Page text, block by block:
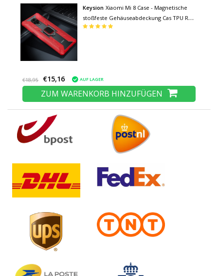
Keysion Xiaomi Mi 8 Case - Magnetische
stoßfeste Gehäuseabdeckung Cas TPU Red
+ Kickstand
€18,95 €15,16 AUF LAGER
ZUM WARENKORB HINZUFÜGEN